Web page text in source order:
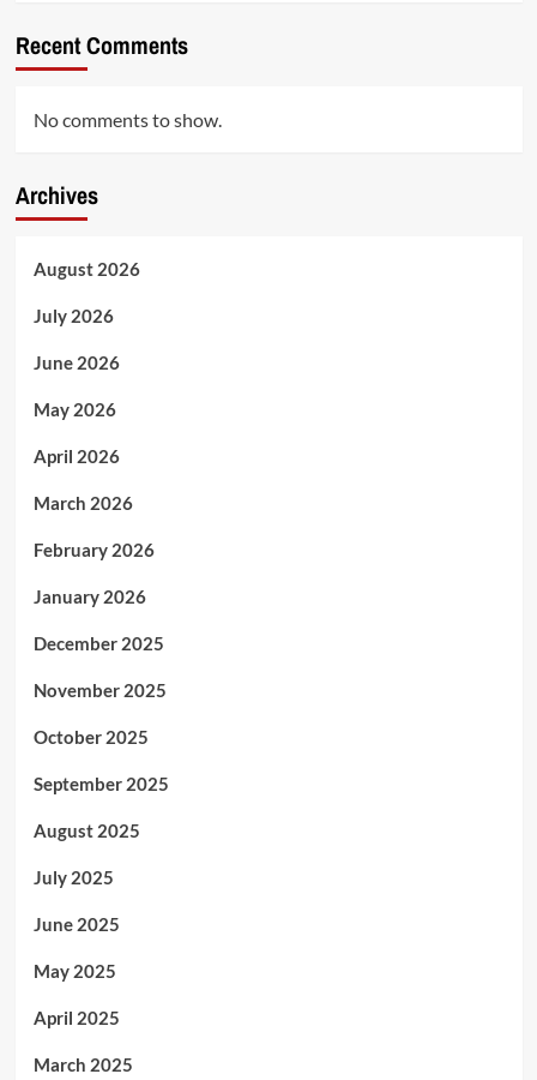
Recent Comments
No comments to show.
Archives
August 2026
July 2026
June 2026
May 2026
April 2026
March 2026
February 2026
January 2026
December 2025
November 2025
October 2025
September 2025
August 2025
July 2025
June 2025
May 2025
April 2025
March 2025